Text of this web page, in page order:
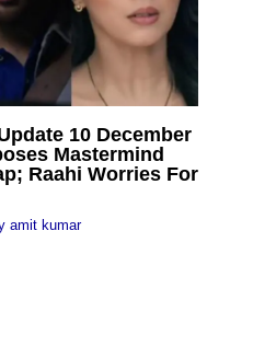
10 December
Mastermind
Raahi Worries For
amit kumar